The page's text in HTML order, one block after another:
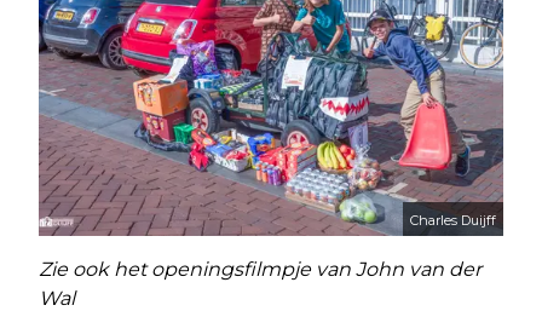
Charles Duijff
Zie ook het openingsfilmpje van John van der
Wal